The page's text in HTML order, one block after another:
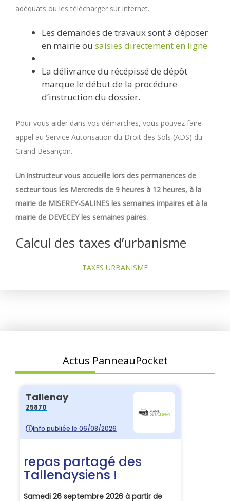
adéquats ou les télécharger sur internet.
Les demandes de travaux sont à déposer
en mairie ou saisies directement en ligne
La délivrance du récépissé de dépôt
marque le début de la procédure
d’instruction du dossier.
Pour vous aider dans vos démarches, vous pouvez faire
appel au Service Autorisation du Droit des Sols (ADS) du
Grand Besançon.
Un instructeur vous accueille lors des permanences de
secteur tous les Mercredis de 9 heures à 12 heures, à la
mairie de MISEREY-SALINES les semaines impaires et à la
mairie de DEVECEY les semaines paires.
Calcul des taxes d’urbanisme
TAXES URBANISME
Actus PanneauPocket